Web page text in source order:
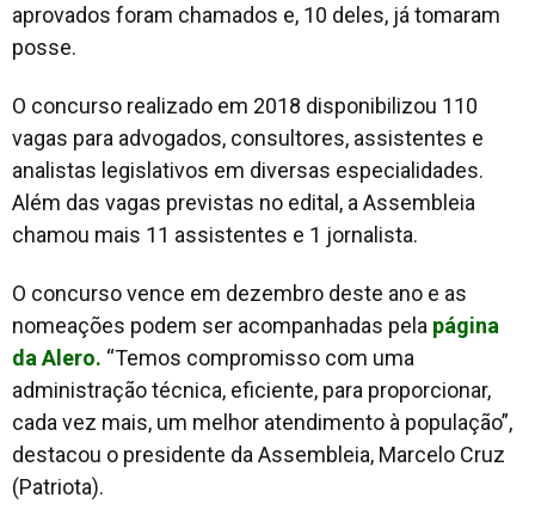
aprovados foram chamados e, 10 deles, já tomaram
posse.
O concurso realizado em 2018 disponibilizou 110
vagas para advogados, consultores, assistentes e
analistas legislativos em diversas especialidades.
Além das vagas previstas no edital, a Assembleia
chamou mais 11 assistentes e 1 jornalista.
O concurso vence em dezembro deste ano e as
nomeações podem ser acompanhadas pela página
da Alero. “Temos compromisso com uma
administração técnica, eficiente, para proporcionar,
cada vez mais, um melhor atendimento à população”,
destacou o presidente da Assembleia, Marcelo Cruz
(Patriota).